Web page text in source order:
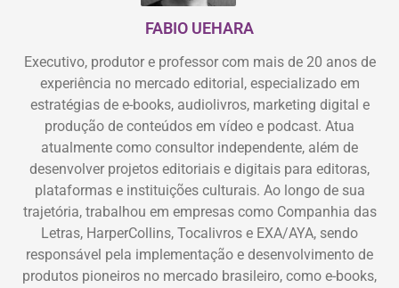
FABIO UEHARA
Executivo, produtor e professor com mais de 20 anos de
experiência no mercado editorial, especializado em
estratégias de e-books, audiolivros, marketing digital e
produção de conteúdos em vídeo e podcast. Atua
atualmente como consultor independente, além de
desenvolver projetos editoriais e digitais para editoras,
plataformas e instituições culturais. Ao longo de sua
trajetória, trabalhou em empresas como Companhia das
Letras, HarperCollins, Tocalivros e EXA/AYA, sendo
responsável pela implementação e desenvolvimento de
produtos pioneiros no mercado brasileiro, como e-books,